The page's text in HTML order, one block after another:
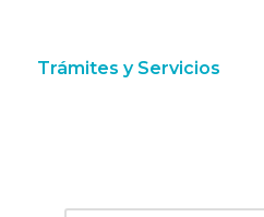
Trámites y Servicios